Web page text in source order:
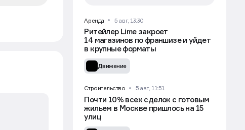
Аренда 5 авг, 13:30
Ритейлер Lime закроет
14 магазинов по франшизе и уйдет
в крупные форматы
Движение
Строительство 5 авг, 11:51
Почти 10% всех сделок с готовым
жильем в Москве пришлось на 15
улиц